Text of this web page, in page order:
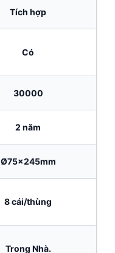
Tích hợp
Có
30000
2 năm
Ø75x245mm
8 cái/thùng
Trong Nhà.